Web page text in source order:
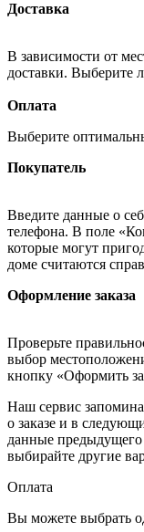
Доставка
В зависимости от
доставки. Выберите
Оплата
Выберите
Покупатель
Введите данные о
телефона. В поле
которые могут
доме считаются
Оформление заказа
Проверьте
выбор
кнопку «Оформить
Наш сервис
о заказе и в
данные предыдущего
выбирайте другие
Оплата
Вы можете выбрать